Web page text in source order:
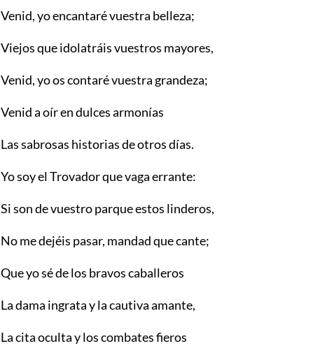
Venid, yo encantaré vuestra belleza;
Viejos que idolatráis vuestros mayores,
Venid, yo os contaré vuestra grandeza;
Venid a oír en dulces armonías
Las sabrosas historias de otros días.
Yo soy el Trovador que vaga errante:
Si son de vuestro parque estos linderos,
No me dejéis pasar, mandad que cante;
Que yo sé de los bravos caballeros
La dama ingrata y la cautiva amante,
La cita oculta y los combates fieros